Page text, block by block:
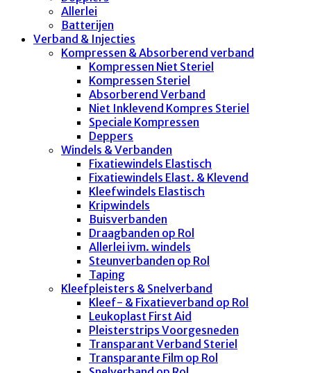
Allerlei
Batterijen
Verband & Injecties
Kompressen & Absorberend verband
Kompressen Niet Steriel
Kompressen Steriel
Absorberend Verband
Niet Inklevend Kompres Steriel
Speciale Kompressen
Deppers
Windels & Verbanden
Fixatiewindels Elastisch
Fixatiewindels Elast. & Klevend
Kleefwindels Elastisch
Kripwindels
Buisverbanden
Draagbanden op Rol
Allerlei ivm. windels
Steunverbanden op Rol
Taping
Kleefpleisters & Snelverband
Kleef- & Fixatieverband op Rol
Leukoplast First Aid
Pleisterstrips Voorgesneden
Transparant Verband Steriel
Transparante Film op Rol